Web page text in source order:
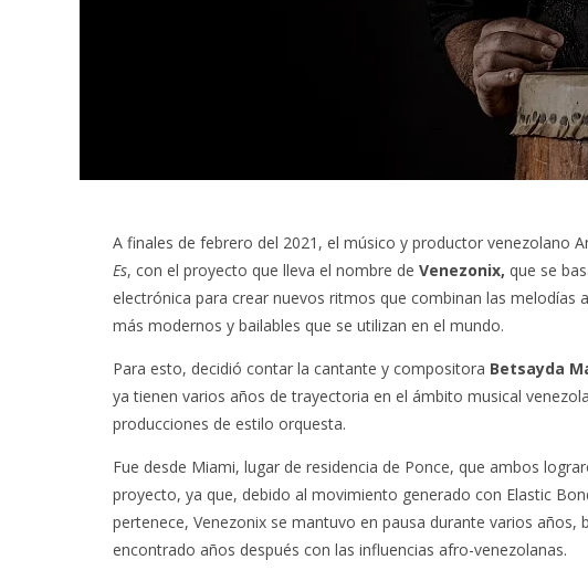
A finales de febrero del 2021, el músico y productor venezolano
Es, con el proyecto que lleva el nombre de Venezonix, que se
electrónica para crear nuevos ritmos que combinan las
más modernos y bailables que se utilizan en el mundo.
Para esto, decidió contar la cantante y compositora Betsayda
ya tienen varios años de trayectoria en el ámbito musical
producciones de estilo orquesta.
Fue desde Miami, lugar de residencia de Ponce, que ambos
proyecto, ya que, debido al movimiento generado con Elastic
pertenece, Venezonix se mantuvo en pausa durante varios
encontrado años después con las influencias afro-venezolanas.